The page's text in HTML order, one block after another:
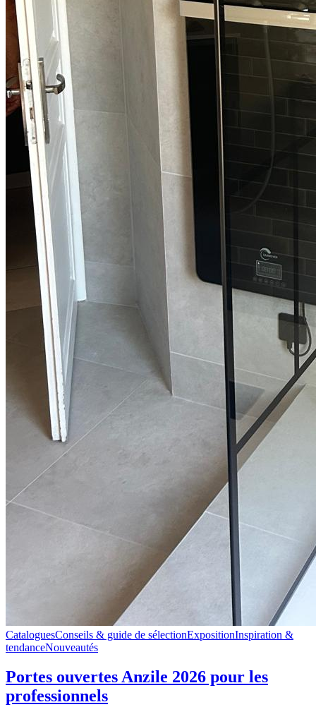
CataloguesConseils & guide de sélectionExpositionInspiration &
tendanceNouveautés
Portes ouvertes Anzile 2026 pour les
professionnels